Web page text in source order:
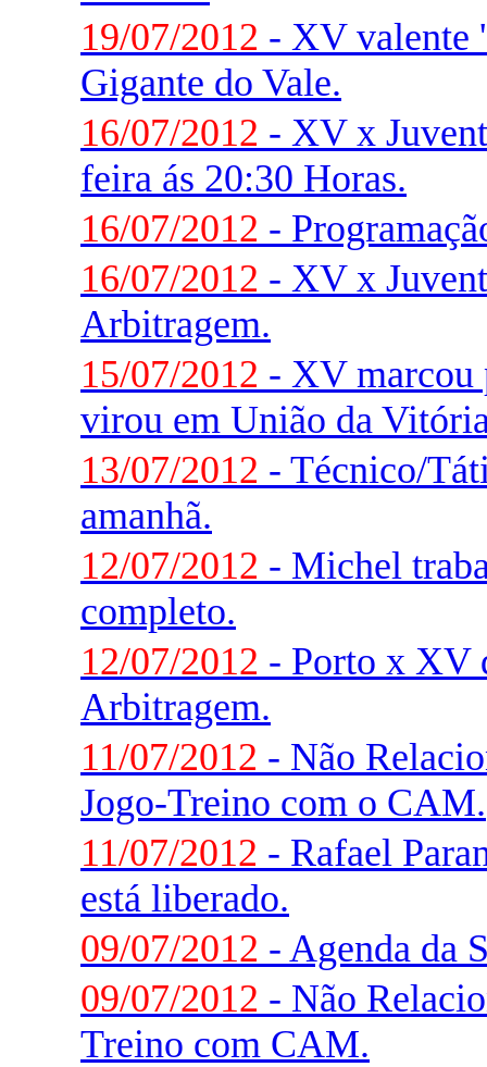
19/07/2012 - XV valente
Gigante do Vale.
16/07/2012 - XV x
feira ás 20:30 Horas.
16/07/2012 -
16/07/2012 - XV x
Arbitragem.
15/07/2012 - XV marcou
virou em União da
13/07/2012 - Técnico/
amanhã.
12/07/2012 - Michel
completo.
12/07/2012 - Porto x XV
Arbitragem.
11/07/2012 - Não
Jogo-Treino com o CAM.
11/07/2012 - Rafael
está liberado.
09/07/2012 - Agenda da
09/07/2012 - Não
Treino com CAM.